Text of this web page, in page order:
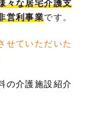
々な居宅介護支
営利事業です。
せていただいた
の介護施設紹介